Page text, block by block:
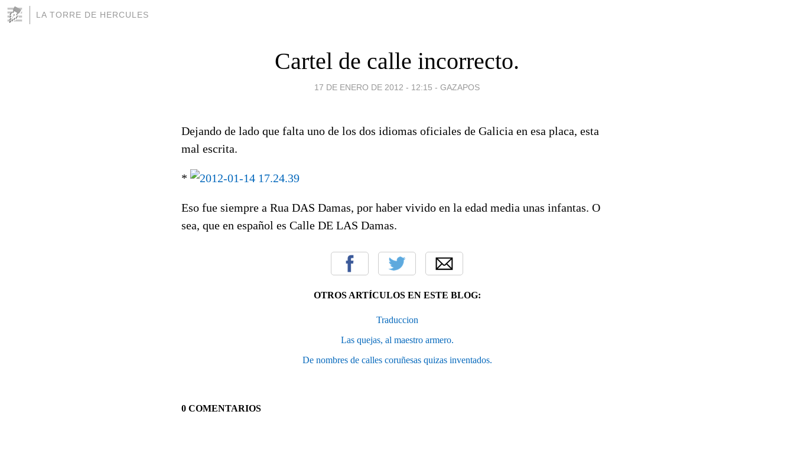
LA TORRE DE HERCULES
Cartel de calle incorrecto.
17 DE ENERO DE 2012 - 12:15 - GAZAPOS
Dejando de lado que falta uno de los dos idiomas oficiales de Galicia en esa placa, esta
mal escrita.
*
Eso fue siempre a Rua DAS Damas, por haber vivido en la edad media unas infantas. O
sea, que en español es Calle DE LAS Damas.
OTROS ARTÍCULOS EN ESTE BLOG:
Traduccion
Las quejas, al maestro armero.
De nombres de calles coruñesas quizas inventados.
0 COMENTARIOS